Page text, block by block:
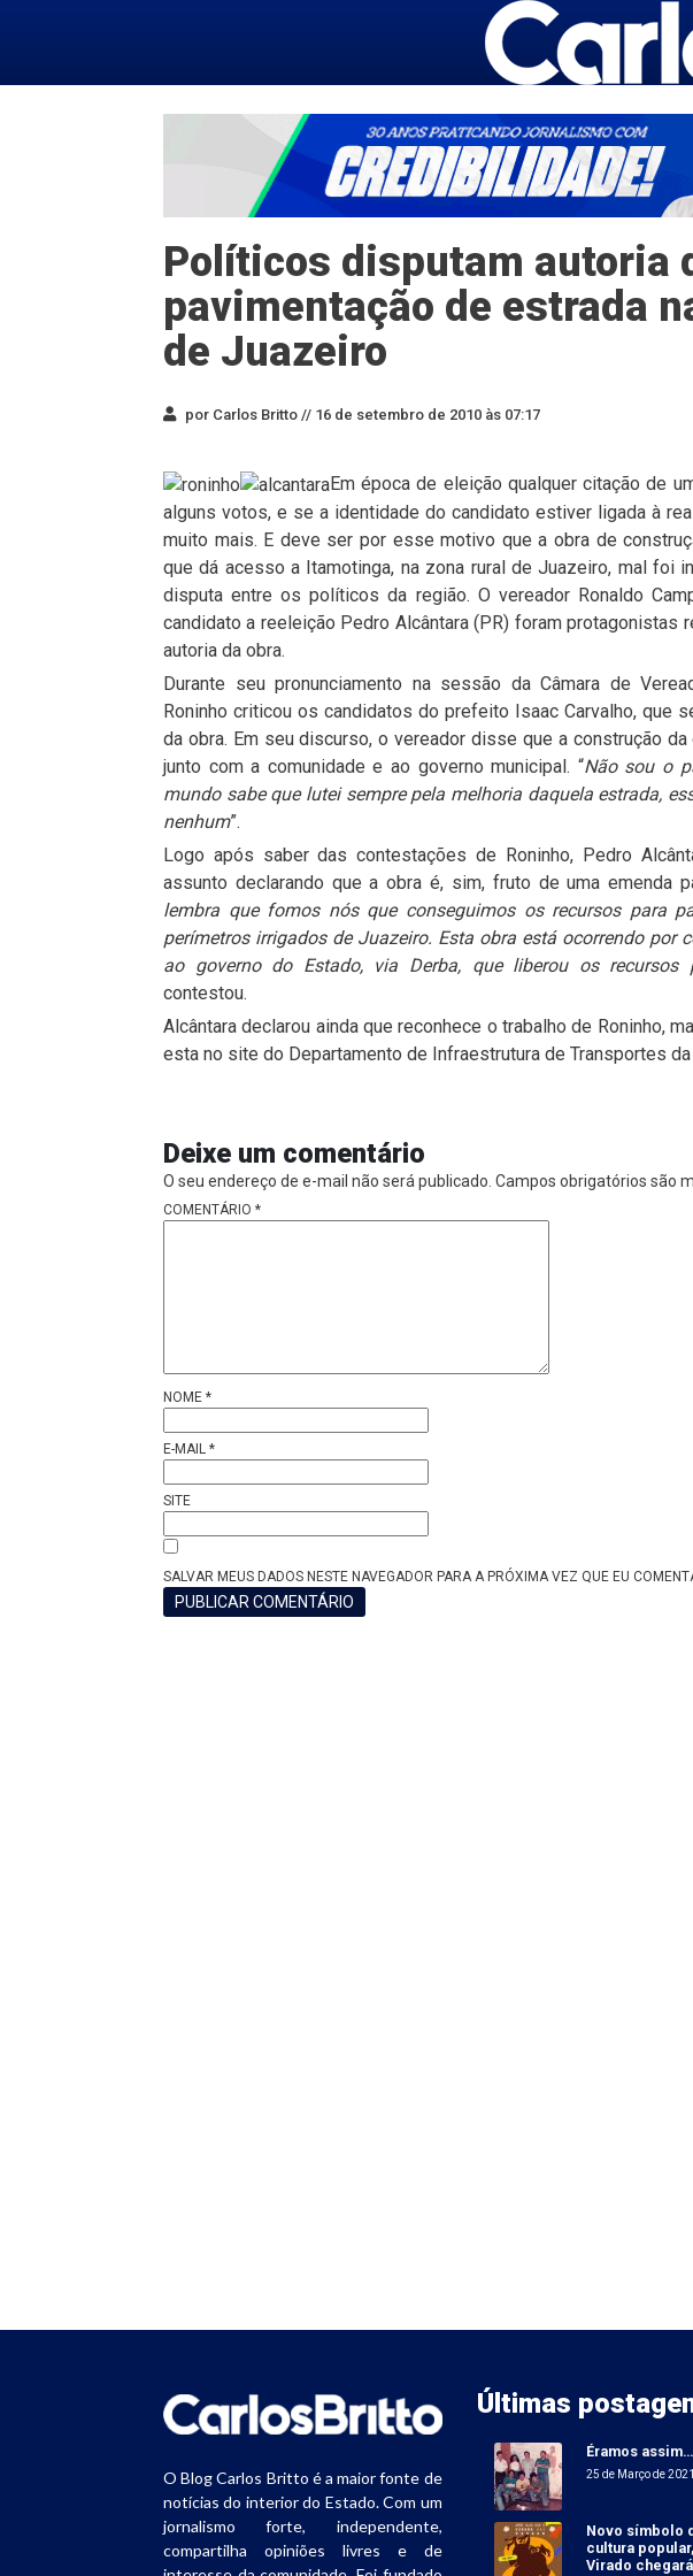
Políticos disputam autoria
pavimentação de estrada
de Juazeiro
por Carlos Britto // 16 de setembro de 2010 às 07:17
Em época de eleição qualquer citação de
alguns votos, e se a identidade do candidato estiver ligada à
muito mais. E deve ser por esse motivo que a obra de
que dá acesso a Itamotinga, na zona rural de Juazeiro, mal foi
disputa entre os políticos da região. O vereador Ronaldo
candidato a reeleição Pedro Alcântara (PR) foram protagonistas
autoria da obra.
Durante seu pronunciamento na sessão da Câmara de
Roninho criticou os candidatos do prefeito Isaac Carvalho, que
da obra. Em seu discurso, o vereador disse que a construção
junto com a comunidade e ao governo municipal. “Não sou o
mundo sabe que lutei sempre pela melhoria daquela estrada,
nenhum”.
Logo após saber das contestações de Roninho, Pedro
assunto declarando que a obra é, sim, fruto de uma emenda
lembra que fomos nós que conseguimos os recursos para
perímetros irrigados de Juazeiro. Esta obra está ocorrendo por
ao governo do Estado, via Derba, que liberou os recursos
contestou.
Alcântara declarou ainda que reconhece o trabalho de Roninho,
esta no site do Departamento de Infraestrutura de Transportes da
Deixe um comentário
O seu endereço de e-mail não será publicado. Campos obrigatórios são
COMENTÁRIO *
NOME *
E-MAIL *
SITE
SALVAR MEUS DADOS NESTE NAVEGADOR PARA A PRÓXIMA VEZ QUE EU
O Blog Carlos Britto é a maior fonte de
notícias do interior do Estado. Com um
jornalismo forte, independente,
compartilha opiniões livres e de
Últimas
Éramos assim…
25 de Março de 2021
Novo símbolo
cultura
Virado